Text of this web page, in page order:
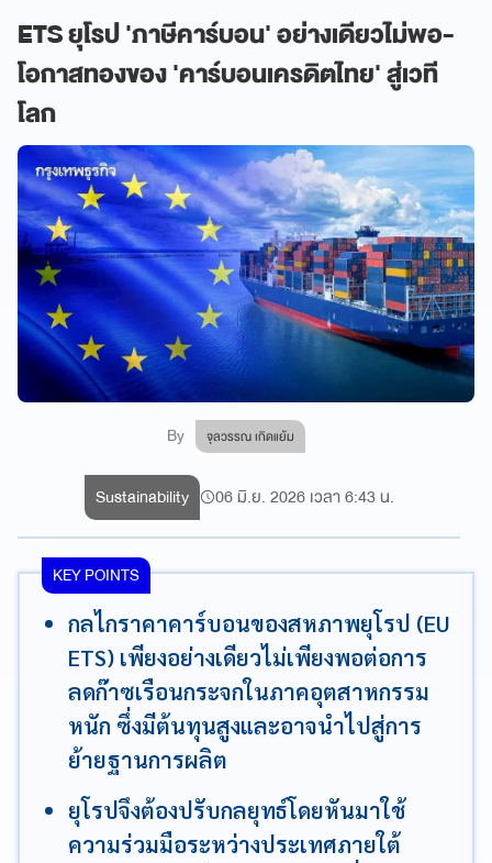
ETS ยุโรป 'ภาษีคาร์บอน' อย่างเดียวไม่พอ-
โอกาสทองของ 'คาร์บอนเครดิตไทย' สู่เวที
โลก
By จุลวรรณ เกิดแย้ม
Sustainability 06 มิ.ย. 2026 เวลา 6:43 น.
KEY POINTS
กลไกราคาคาร์บอนของสหภาพยุโรป (EU
ETS) เพียงอย่างเดียวไม่เพียงพอต่อการ
ลดก๊าซเรือนกระจกในภาคอุตสาหกรรม
หนัก ซึ่งมีต้นทุนสูงและอาจนำไปสู่การ
ย้ายฐานการผลิต
ยุโรปจึงต้องปรับกลยุทธ์โดยหันมาใช้
ความร่วมมือระหว่างประเทศภายใต้